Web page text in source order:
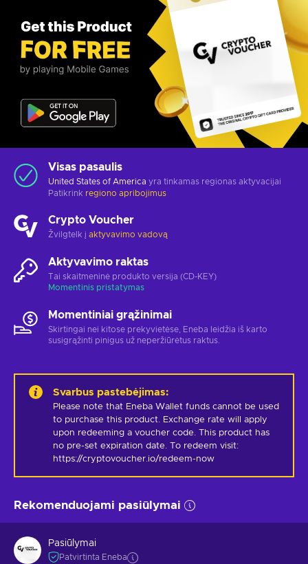
Visas pasaulis
United States of America yra tinkamas regionas aktyvacijai
Patikrink regiono apribojimus
Crypto Voucher
Žvilgtelk į aktyvavimo vadovą
Aktyvavimo raktas
Tai skaitmeninė produkto versija (CD-KEY)
Momentinis pristatymas
Momentiniai grąžinimai
Skirtingai nei kitose prekyvietėse, Eneba leidžia iš karto
susigrąžinti pinigus už neperžiūrėtus raktus.
Svarbus pastebėjimas:
Please note that Eneba Wallet funds cannot be used
to purchase this product. Exchange rate will apply
upon redeeming a voucher code. This product has
no pre-set expiration date. To redeem visit:
https://cryptovoucher.io/redeem-now
Rekomenduojami pasiūlymai
Pasiūlymai
Patvirtinta Eneba